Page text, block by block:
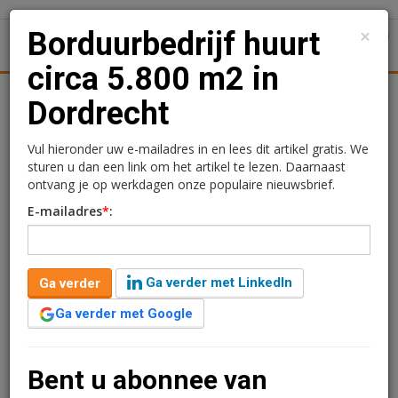
Juridisch | Fiscaal
Borduurbedrijf huurt circa
5.800 m2 in Dordrecht
ARC Real Estate Partners heeft een lang jarige
huurovereenkomst gesloten met BQS Borduur Textiles
B.V. voor circa 5.811 m² aan de Donker Duyvisweg 56 te
×
Borduurbedrijf huurt
circa 5.800 m2 in
Dordrecht
Vul hieronder uw e-mailadres in en lees dit artikel gratis. We
sturen u dan een link om het artikel te lezen. Daarnaast
ontvang je op werkdagen onze populaire nieuwsbrief.
E-mailadres*:
Ga verder
Ga verder met LinkedIn
Ga verder met Google
Bent u abonnee van